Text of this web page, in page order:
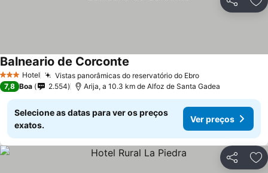
Partilhar
3 EstrelasHotel Vistas panorâmicas do reservatório do Ebro
Balneario de Corconte
7,8 Boa 2.554 Arija, a 10.3 km de Alfoz de Santa Gadea
Selecione as datas para ver os preços
exatos.
Ver preços
Partilhar